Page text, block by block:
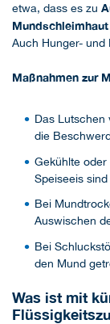
etwa, dass es zu
Mundschleimhaut
Auch Hunger- und
Maßnahmen zur
Das Lutschen
die
Gekühlte
Speiseeis
Bei
Auswischen
Bei
den Mund
Was ist mit